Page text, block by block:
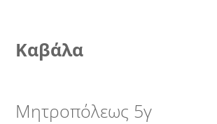
Καβάλα
Μητροπόλεως 5γ